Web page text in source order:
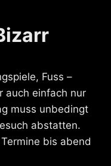
Fuss –
auch einfach nur
muss unbedingt
abstatten.
bis abend